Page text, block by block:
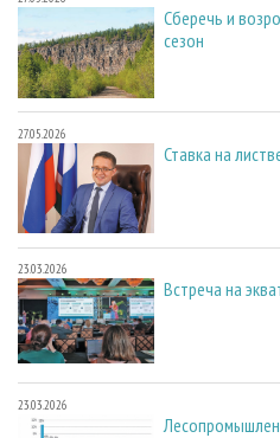
Сберечь и
сезон
27.05.2026
Ставка на
23.03.2026
Встреча на
23.03.2026